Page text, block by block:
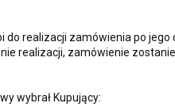
realizacji zamówienia po jego
realizacji, zamówienie
wybrał Kupujący: